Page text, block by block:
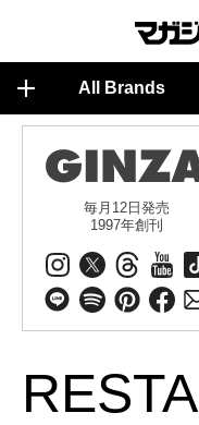
All Brands
毎月12日発売
1997年創刊